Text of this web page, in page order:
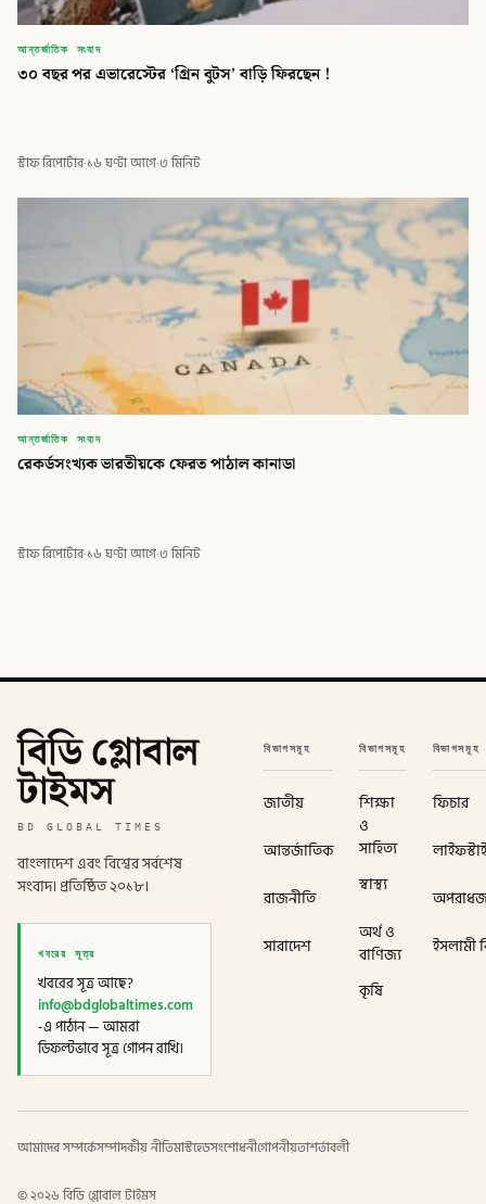
আন্তর্জাতিক সংবাদ
৩০ বছর পর এভারেস্টের ‘গ্রিন বুটস’ বাড়ি ফিরছেন !
স্টাফ রিপোর্টার·১৬ ঘণ্টা আগে·৩ মিনিট
আন্তর্জাতিক সংবাদ
রেকর্ডসংখ্যক ভারতীয়কে ফেরত পাঠাল কানাডা
স্টাফ রিপোর্টার·১৬ ঘণ্টা আগে·৩ মিনিট
বিডি গ্লোবাল
টাইমস
BD GLOBAL TIMES
বাংলাদেশ এবং বিশ্বের সর্বশেষ
সংবাদ। প্রতিষ্ঠিত ২০১৮।
খবরের সূত্র
খবরের সূত্র আছে?
info@bdglobaltimes.com
-এ পাঠান — আমরা
ডিফল্টভাবে সূত্র গোপন রাখি।
বিভাগসমূহ
জাতীয়
আন্তর্জাতিক
রাজনীতি
সারাদেশ
বিভাগসমূহ
শিক্ষা
ও
সাহিত্য
স্বাস্থ্য
অর্থ ও
বাণিজ্য
কৃষি
বিভাগসমূহ
ফিচার
ইসলামী
আমাদের সম্পর্কেসম্পাদকীয় নীতিমাস্টহেডসংশোধনীগোপনীয়তাশর্তাবলী
©২০২৬ বিডি গ্লোবাল টাইমস